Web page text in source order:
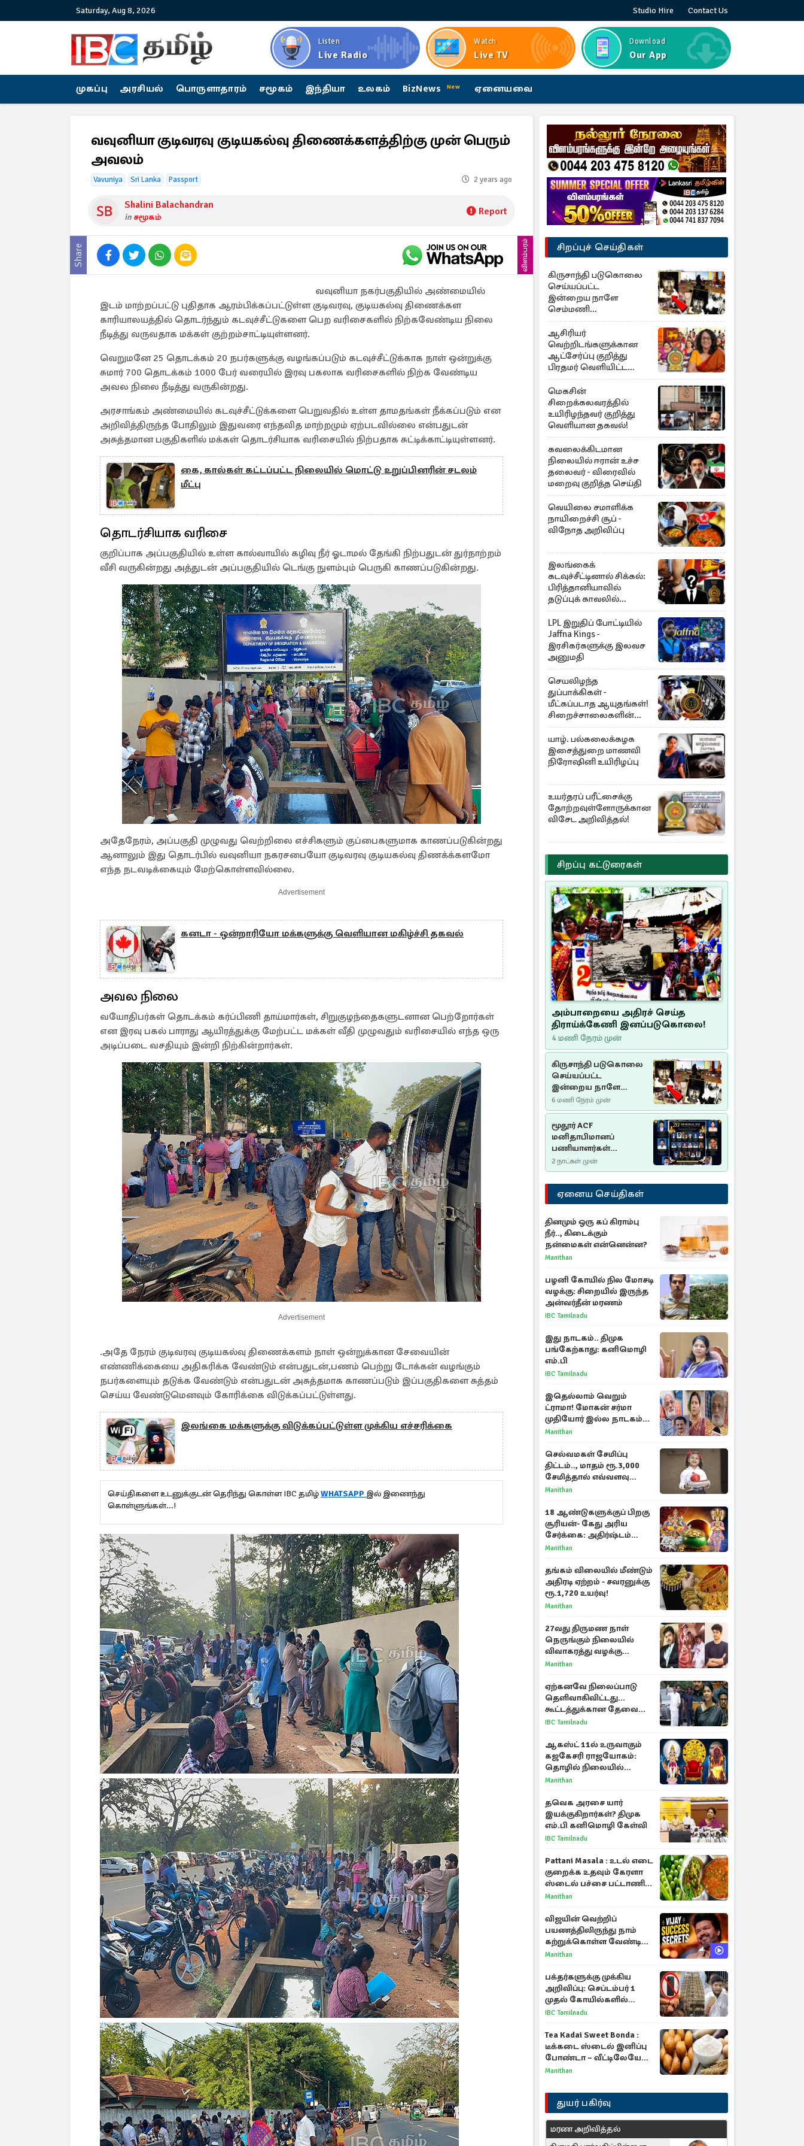
Saturday, Aug 8, 2026 Studio Hire Contact Us
Listen
Live Radio
Watch
Live TV
Download
Our App
முகப்பு அரசியல் பொருளாதாரம் சமூகம் இந்தியா உலகம் BizNews New ஏனையவை
வவுனியா குடிவரவு குடியகல்வு திணைக்களத்திற்கு முன் பெரும்
அவலம்
Vavuniya Sri Lanka Passport 2 years ago
Shalini Balachandran
in சமூகம் Report
Share விளம்பரம்
வவுனியா நகர்பகுதியில் அண்மையில்
இடம் மாற்றப்பட்டு புதிதாக ஆரம்பிக்கப்பட்டுள்ள குடிவரவு, குடியகல்வு திணைக்கள
காரியாலயத்தில் தொடர்ந்தும் கடவுச்சீட்டுகளை பெற வரிசைகளில் நிற்கவேண்டிய நிலை
நீடித்து வருவதாக மக்கள் குற்றம்சாட்டியுள்ளனர்.
வெறுமனே 25 தொடக்கம் 20 நபர்களுக்கு வழங்கப்படும் கடவுச்சீட்டுக்காக நாள் ஒன்றுக்கு
சுமார் 700 தொடக்கம் 1000 பேர் வரையில் இரவு பகலாக வரிசைகளில் நிற்க வேண்டிய
அவல நிலை நீடித்து வருகின்றது.
அரசாங்கம் அண்மையில் கடவுச்சீட்டுக்களை பெறுவதில் உள்ள தாமதங்கள் நீக்கப்படும் என
அறிவித்திருந்த போதிலும் இதுவரை எந்தவித மாற்றமும் ஏற்படவில்லை என்பதுடன்
அசுத்தமான பகுதிகளில் மக்கள் தொடர்சியாக வரிசையில் நிற்பதாக சுட்டிக்காட்டியுள்ளனர்.
கை, கால்கள் கட்டப்பட்ட நிலையில் மொட்டு உறுப்பினரின் சடலம்
மீட்பு
தொடர்சியாக வரிசை
குறிப்பாக அப்பகுதியில் உள்ள கால்வாயில் கழிவு நீர் ஓடாமல் தேங்கி நிற்பதுடன் துர்நாற்றம்
வீசி வருகின்றது அத்துடன் அப்பகுதியில் டெங்கு நுளம்பும் பெருகி காணப்படுகின்றது.
அதேநேரம், அப்பகுதி முழுவது வெற்றிலை எச்சிகளும் குப்பைகளுமாக காணப்படுகின்றது
ஆனாலும் இது தொடர்பில் வவுனியா நகரசபையோ குடிவரவு குடியகல்வு திணக்க்களமோ
எந்த நடவடிக்கையும் மேற்கொள்ளவில்லை.
Advertisement
கனடா - ஒன்றாரியோ மக்களுக்கு வெளியான மகிழ்ச்சி தகவல்
அவல நிலை
வயோதிபர்கள் தொடக்கம் கர்ப்பிணி தாய்மார்கள், சிறுகுழந்தைகளுடனான பெற்றோர்கள்
என இரவு பகல் பாராது ஆயிரத்துக்கு மேற்பட்ட மக்கள் வீதி முழுவதும் வரிசையில் எந்த ஒரு
அடிப்படை வசதியும் இன்றி நிற்கின்றார்கள்.
Advertisement
.அதே நேரம் குடிவரவு குடியகல்வு திணைக்களம் நாள் ஒன்றுக்கான சேவையின்
எண்ணிக்கையை அதிகரிக்க வேண்டும் என்பதுடன்,பணம் பெற்று டோக்கன் வழங்கும்
நபர்களையும் தடுக்க வேண்டும் என்பதுடன் அசுத்தமாக காணப்படும் இப்பகுதிகளை சுத்தம்
செய்ய வேண்டுமெனவும் கோரிக்கை விடுக்கப்பட்டுள்ளது.
இலங்கை மக்களுக்கு விடுக்கப்பட்டுள்ள முக்கிய எச்சரிக்கை
செய்திகளை உடனுக்குடன் தெரிந்து கொள்ள IBC தமிழ்WHATSAPP இல் இணைந்து
கொள்ளுங்கள்...!
சிறப்புச் செய்திகள்
கிருசாந்தி படுகொலை
செய்யப்பட்ட
இன்றைய நாளே
செம்மணி
இனப்படுகொலை
தினம்…!
ஆசிரியர்
வெற்றிடங்களுக்கான
ஆட்சேர்ப்பு குறித்து
பிரதமர் வெளியிட்ட
அறிவிப்பு
மெகசின்
சிறைக்கலவரத்தில்
உயிரிழந்தவர் குறித்து
வெளியான தகவல்!
கவலைக்கிடமான
நிலையில் ஈரான் உச்ச
தலைவர் - விரைவில்
மறைவு குறித்த செய்தி
வெயிலை சமாளிக்க
நாயிறைச்சி சூப் -
விநோத அறிவிப்பு
இலங்கைக்
கடவுச்சீட்டினால் சிக்கல்:
பிரித்தானியாவில்
தடுப்புக் காவலில்
முன்னாள் எம்.பி!
LPL இறுதிப் போட்டியில்
Jaffna Kings -
இரசிகர்களுக்கு இலவச
அனுமதி
செயலிழந்த
துப்பாக்கிகள் -
மீட்கப்படாத ஆயுதங்கள்!
சிறைச்சாலைகளின்
பாதுகாப்பில் பாரிய
அச்சுறுத்தல்
யாழ். பல்கலைக்கழக
இசைத்துறை மாணவி
நிரோஷினி உயிரிழப்பு
உயர்தரப் பரீட்சைக்கு
தோற்றவுள்ளோருக்கான
விசேட அறிவித்தல்!
சிறப்பு கட்டுரைகள்
அம்பாறையை அதிரச் செய்த
திராய்க்கேணி இனப்படுகொலை!
4 மணி நேரம் முன்
கிருசாந்தி படுகொலை
செய்யப்பட்ட
இன்றைய நாளே
செம்மணி
இனப்படுகொலை
தினம்…!
6 மணி நேரம் முன்
மூதூர் ACF
மனிதாபிமானப்
பணியாளர்கள்
படுகொலை (2006): 20
ஆண்டுகளாகியும் நீதி
மறுக்கப்பட்ட
மனிதாபிமானப்
பேரவலம்
2 நாட்கள் முன்
ஏனைய செய்திகள்
தினமும் ஒரு கப் கிராம்பு
நீர்.., கிடைக்கும்
நன்மைகள் என்னென்ன?
Manithan
பழனி கோயில் நில மோசடி
வழக்கு: சிறையில் இருந்த
அன்வர்தீன் மரணம்
IBC Tamilnadu
இது நாடகம்.. திமுக
பங்கேற்காது: கனிமொழி
எம்.பி
IBC Tamilnadu
இதெல்லாம் வெறும்
ட்ராமா! மோகன் சர்மா
முதியோர் இல்ல நாடகம்
குறித்து குட்டி பத்மினி
Manithan
செல்வமகள் சேமிப்பு
திட்டம்.., மாதம் ரூ.3,000
சேமித்தால் எவ்வளவு
கிடைக்கும்?
Manithan
18 ஆண்டுகளுக்குப் பிறகு
சூரியன்- கேது அரிய
சேர்க்கை: அதிர்ஷ்டம்
பெறும் 3 ராசிகள்!
Manithan
தங்கம் விலையில் மீண்டும்
அதிரடி ஏற்றம் - சவரனுக்கு
ரூ.1,720 உயர்வு!
Manithan
27வது திருமண நாள்
நெருங்கும் நிலையில்
விவாகரத்து வழக்கு
வாபஸ்! விஜய்யுடன்
Manithan
ஏற்கனவே நிலைப்பாடு
தெளிவாகிவிட்டது...
கூட்டத்துக்கான தேவை
என்ன? - கனிமொழி
IBC Tamilnadu
ஆகஸ்ட் 11ல் உருவாகும்
கஜகேசரி ராஜயோகம்:
தொழில் நிலையில்
அதிர்ஷ்டம் பெறும் 3
Manithan
தவெக அரசை யார்
இயக்குகிறார்கள்? திமுக
எம்.பி கனிமொழி கேள்வி
IBC Tamilnadu
Pattani Masala : உடல் எடை
குறைக்க உதவும் கேரளா
ஸ்டைல் பச்சை பட்டாணி
கிரேவி
Manithan
விஜயின் வெற்றிப்
பயணத்திலிருந்து நாம்
கற்றுக்கொள்ள வேண்டிய
முக்கிய 3 விடயங்கள்!
Manithan
பக்தர்களுக்கு முக்கிய
அறிவிப்பு: செப்டம்பர் 1
முதல் கோயில்களில்
மொபைலுக்கு தடை!
IBC Tamilnadu
Tea Kadai Sweet Bonda :
டீக்கடை ஸ்டைல் இனிப்பு
போண்டா – வீட்டிலேயே
செய்வது எப்படி?
Manithan
துயர் பகிர்வு
மரண அறிவித்தல்